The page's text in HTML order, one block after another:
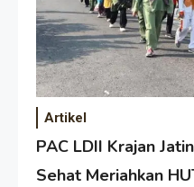
Artikel
PAC LDII Krajan
Sehat Meriahkan